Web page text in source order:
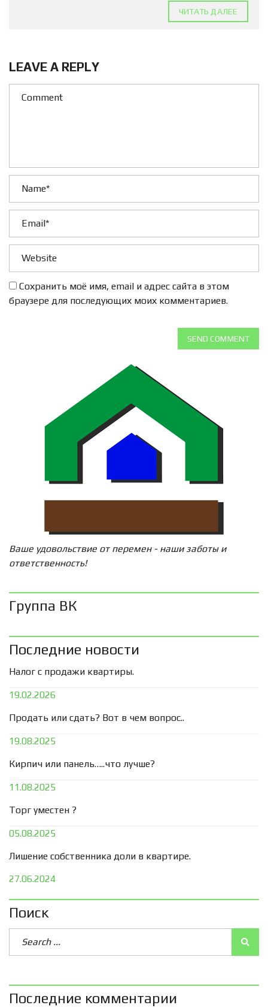
ЧИТАТЬ ДАЛЕЕ
LEAVE A REPLY
Сохранить моё имя, email и адрес сайта в этом
браузере для последующих моих комментариев.
SEND COMMENT
Ваше удовольствие от перемен - наши заботы и
ответственность!
Группа ВК
Последние новости
Налог с продажи квартиры.
19.02.2026
Продать или сдать? Вот в чем вопрос..
19.08.2025
Кирпич или панель…..что лучше?
11.08.2025
Торг уместен ?
05.08.2025
Лишение собственника доли в квартире.
27.06.2024
Поиск
Последние комментарии